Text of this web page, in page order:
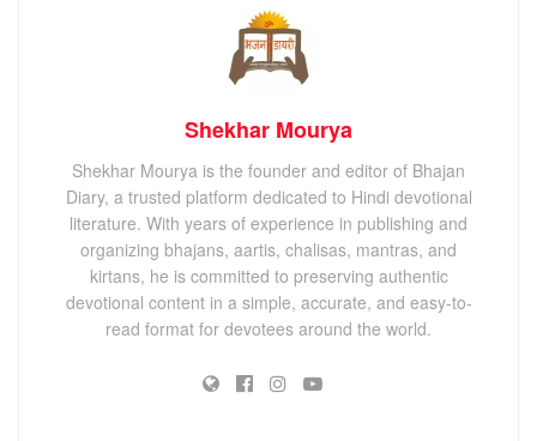
Shekhar Mourya
Shekhar Mourya is the founder and editor of Bhajan
Diary, a trusted platform dedicated to Hindi devotional
literature. With years of experience in publishing and
organizing bhajans, aartis, chalisas, mantras, and
kirtans, he is committed to preserving authentic
devotional content in a simple, accurate, and easy-to-
read format for devotees around the world.